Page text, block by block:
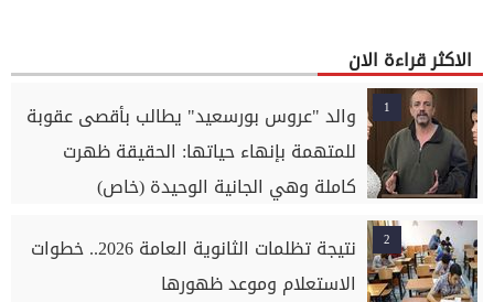
الاكثر قراءة الان
1
والد "عروس بورسعيد" يطالب بأقصى عقوبة
للمتهمة بإنهاء حياتها: الحقيقة ظهرت
كاملة وهي الجانية الوحيدة (خاص)
2
نتيجة تظلمات الثانوية العامة 2026.. خطوات
الاستعلام وموعد ظهورها